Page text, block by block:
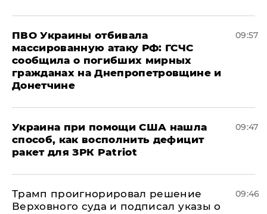
ПВО Украины отбивала
массированную атаку РФ: ГСЧС
сообщила о погибших мирных
гражданах на Днепропетровщине и
Донетчине
09:57
Украина при помощи США нашла
способ, как восполнить дефицит
ракет для ЗРК Patriot
09:47
Трамп проигнорировал решение
Верховного суда и подписал указы о
09:46